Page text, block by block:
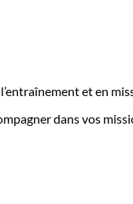
et en
dans vos